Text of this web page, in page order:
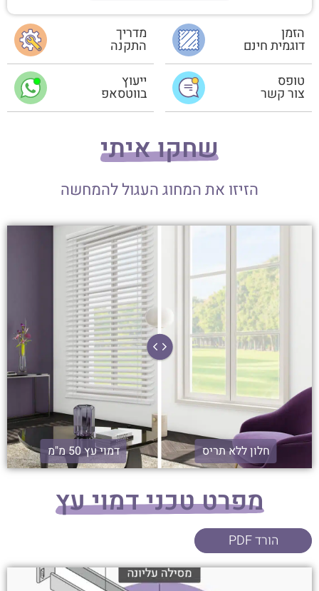
הזמן
דוגמית חינם
מדריך
התקנה
טופס
צור קשר
ייעוץ
בווטסאפ
שחקו איתי
הזיזו את המחוג העגול להמחשה
דמוי עץ 50 מ"מ חלון ללא תריס
מפרט טכני דמוי עץ
הורד PDF